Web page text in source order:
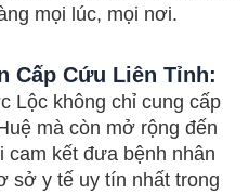
mọi lúc, mọi nơi.
Cấp Cứu Liên Tỉnh:
Lộc không chỉ cung cấp
mà còn mở rộng đến
cam kết đưa bệnh nhân
sở y tế uy tín nhất trong